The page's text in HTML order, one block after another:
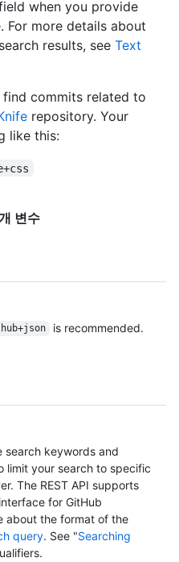
when you provide
For more details about
results, see Text
commits related to
repository. Your
like this:
변수
is recommended.
search keywords and
limit your search to specific
The REST API supports
for GitHub
about the format of the
query. See "Searching